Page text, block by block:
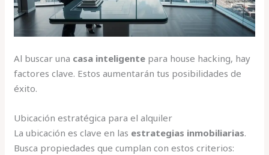
Al buscar una casa inteligente para house hacking, hay
factores clave. Estos aumentarán tus posibilidades de
éxito.
Ubicación estratégica para el alquiler
La ubicación es clave en las estrategias inmobiliarias.
Busca propiedades que cumplan con estos criterios: